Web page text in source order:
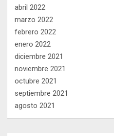
abril 2022
marzo 2022
febrero 2022
enero 2022
diciembre 2021
noviembre 2021
octubre 2021
septiembre 2021
agosto 2021